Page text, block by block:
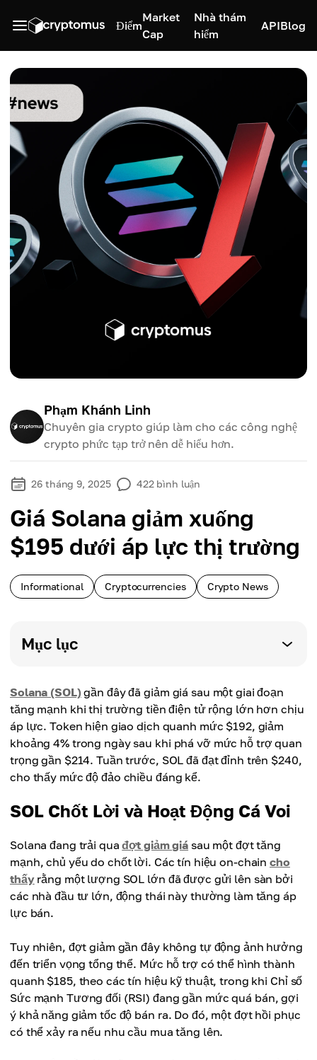
Điểm
Market
Cap
Nhà thám
hiểm
APIBlog
Phạm Khánh Linh
Chuyên gia crypto giúp làm cho các công nghệ
crypto phức tạp trở nên dễ hiểu hơn.
26 tháng 9, 2025 422 bình luận
Giá Solana giảm xuống
$195 dưới áp lực thị trường
Informational Cryptocurrencies Crypto News
Mục lục
Solana (SOL) gần đây đã giảm giá sau một giai đoạn
tăng mạnh khi thị trường tiền điện tử rộng lớn hơn chịu
áp lực. Token hiện giao dịch quanh mức $192, giảm
khoảng 4% trong ngày sau khi phá vỡ mức hỗ trợ quan
trọng gần $214. Tuần trước, SOL đã đạt đỉnh trên $240,
cho thấy mức độ đảo chiều đáng kể.
SOL Chốt Lời và Hoạt Động Cá Voi
Solana đang trải quađợt giảm giá sau một đợt tăng
mạnh, chủ yếu do chốt lời. Các tín hiệu on-chaincho
thấyrằng một lượng SOL lớn đã được gửi lên sàn bởi
các nhà đầu tư lớn, động thái này thường làm tăng áp
lực bán.
Tuy nhiên, đợt giảm gần đây không tự động ảnh hưởng
đến triển vọng tổng thể. Mức hỗ trợ có thể hình thành
quanh $185, theo các tín hiệu kỹ thuật, trong khi Chỉ số
Sức mạnh Tương đối (RSI) đang gần mức quá bán, gợi
ý khả năng giảm tốc độ bán ra. Do đó, một đợt hồi phục
có thể xảy ra nếu nhu cầu mua tăng lên.